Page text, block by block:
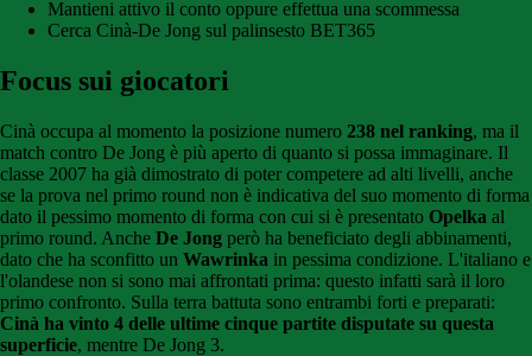
Mantieni attivo il conto oppure effettua una scommessa
Cerca Cinà-De Jong sul palinsesto BET365
Focus sui giocatori
Cinà occupa al momento la posizione numero 238 nel ranking, ma il
match contro De Jong è più aperto di quanto si possa immaginare. Il
classe 2007 ha già dimostrato di poter competere ad alti livelli, anche
se la prova nel primo round non è indicativa del suo momento di forma
dato il pessimo momento di forma con cui si è presentato Opelka al
primo round. Anche De Jong però ha beneficiato degli abbinamenti,
dato che ha sconfitto un Wawrinka in pessima condizione. L'italiano e
l'olandese non si sono mai affrontati prima: questo infatti sarà il loro
primo confronto. Sulla terra battuta sono entrambi forti e preparati:
Cinà ha vinto 4 delle ultime cinque partite disputate su questa
superficie, mentre De Jong 3.